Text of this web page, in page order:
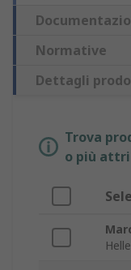
Normative
Dettagli
Trova
o più